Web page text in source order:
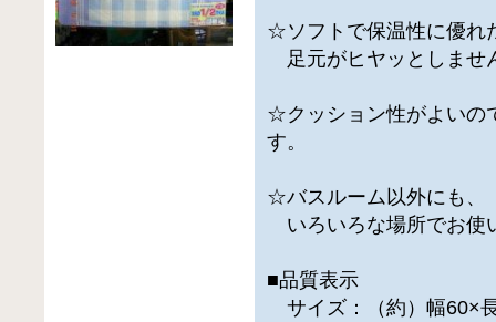
☆ソフトで保温性に優れ
足元がヒヤッとしませ
☆クッション性がよいの
す。
☆バスルーム以外にも、
いろいろな場所でお使
■品質表示
サイズ：（約）幅60×